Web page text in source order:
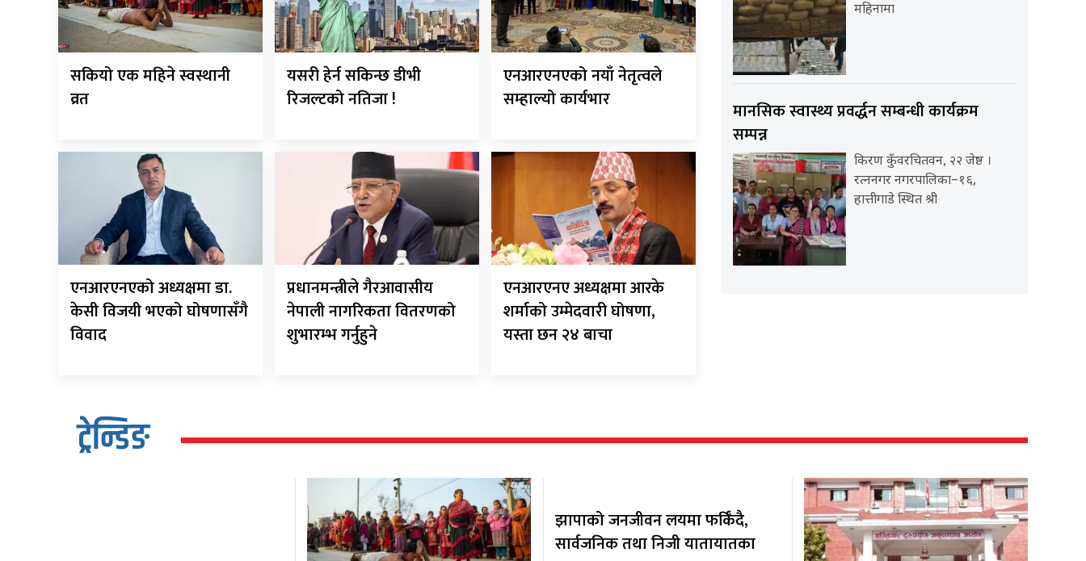
सकियो एक महिने स्वस्थानी
व्रत
यसरी हेर्न सकिन्छ डीभी
रिजल्टको नतिजा !
एनआरएनएको नयाँ नेतृत्वले
सम्हाल्यो कार्यभार
एनआरएनएको अध्यक्षमा डा.
केसी विजयी भएको घोषणासँगै
विवाद
प्रधानमन्त्रीले गैरआवासीय
नेपाली नागरिकता वितरणको
शुभारम्भ गर्नुहुने
एनआरएनए अध्यक्षमा आरके
शर्माको उम्मेदवारी घोषणा,
यस्ता छन २४ बाचा
महिनामा
मानसिक स्वास्थ्य प्रवर्द्धन सम्बन्धी कार्यक्रम
सम्पन्न
किरण कुँवरचितवन, २२ जेष्ठ ।
रत्ननगर नगरपालिका–१६,
हात्तीगाडे स्थित श्री
ट्रेन्डिङ
झापाको जनजीवन लयमा फर्किँदै,
सार्वजनिक तथा निजी यातायातका